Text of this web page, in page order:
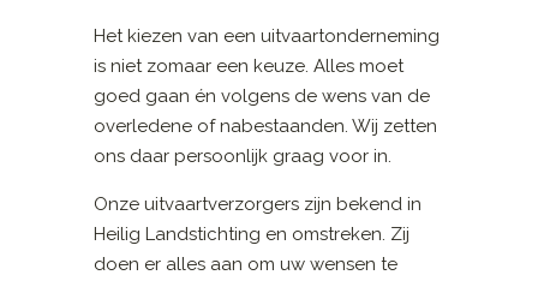
Het kiezen van een uitvaartonderneming
is niet zomaar een keuze. Alles moet
goed gaan én volgens de wens van de
overledene of nabestaanden. Wij zetten
ons daar persoonlijk graag voor in.
Onze uitvaartverzorgers zijn bekend in
Heilig Landstichting en omstreken. Zij
doen er alles aan om uw wensen te